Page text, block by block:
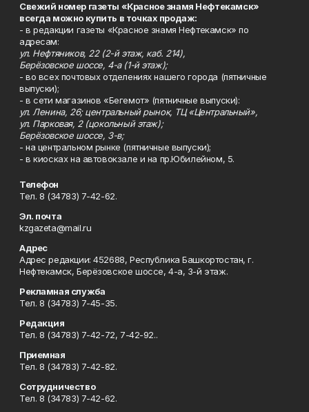
Свежий номер газеты «Красное знамя Нефтекамск»
всегда можно купить в точках продаж:
- в редакции газеты «Красное знамя Нефтекамск» по
адресам:
ул. Нефтяников, 22 (2-й этаж, каб. 214),
Берёзовское шоссе, 4-а (1-й этаж);
- во всех почтовых отделениях нашего города (пятничные
выпуски);
- в сети магазинов «Бегемот» (пятничные выпуски):
ул. Ленина, 26; центральный рынок, ТЦ «Центральный»,
ул. Парковая, 2 (цокольный этаж);
Берёзовское шоссе, 3-в;
- на центральном рынке (пятничные выпуски);
- в киосках на автовокзале и на пр.Юбилейном, 5.
Телефон
Тел. 8 (34783) 7-42-62.
Эл. почта
kzgazeta@mail.ru
Адрес
Адрес редакции: 452688, Республика Башкортостан, г.
Нефтекамск, Берёзовское шоссе, 4-а, 3-й этаж.
Рекламная служба
Тел. 8 (34783) 7-45-35.
Редакция
Тел. 8 (34783) 7-42-72, 7-42-92..
Приемная
Тел. 8 (34783) 7-42-82.
Сотрудничество
Тел. 8 (34783) 7-42-62.